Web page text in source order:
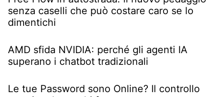
senza caselli che può costare caro se lo
dimentichi
AMD sfida NVIDIA: perché gli agenti IA
superano i chatbot tradizionali
Le tue Password sono Online? Il controllo